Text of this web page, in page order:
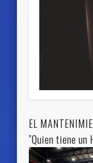
EL
”Quien tiene un